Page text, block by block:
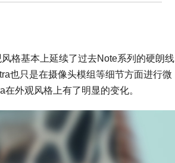
格基本上延续了过去Note系列的硬朗线
也只是在摄像头模组等细节方面进行微
外观风格上有了明显的变化。